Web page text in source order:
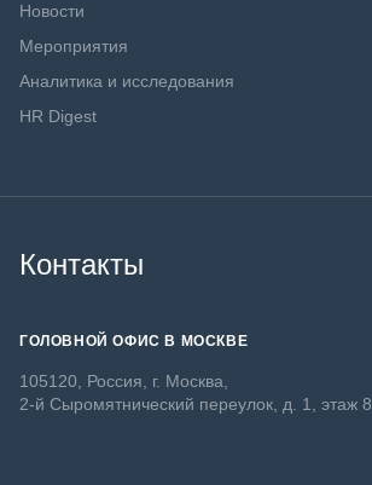
Новости
Мероприятия
Аналитика и исследования
HR Digest
Контакты
ГОЛОВНОЙ ОФИС В МОСКВЕ
105120, Россия, г. Москва,
2-й Сыромятнический переулок, д. 1, этаж 8